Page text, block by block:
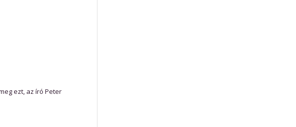
ezt, az író Peter